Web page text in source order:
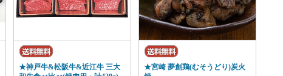
★神戸牛&松阪牛&近江牛 三大
★宮崎 夢創鶏(むそうどり)炭火